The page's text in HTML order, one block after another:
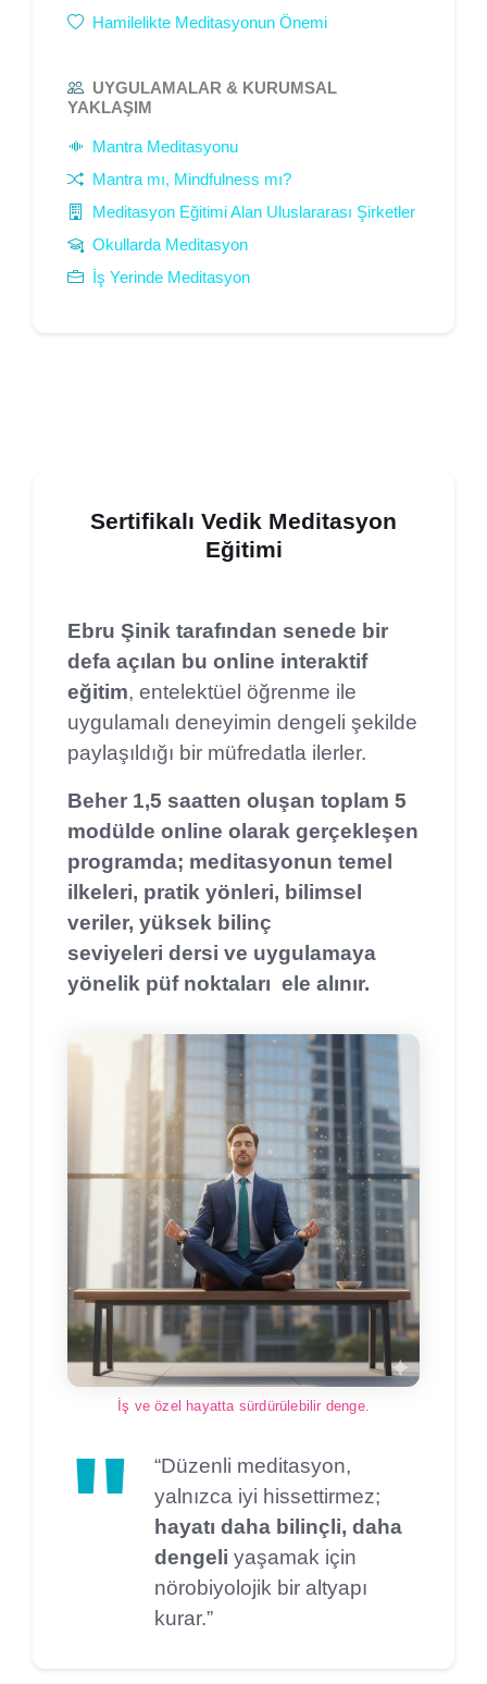
Hamilelikte Meditasyonun Önemi
UYGULAMALAR & KURUMSAL
YAKLAŞIM
Mantra Meditasyonu
Mantra mı, Mindfulness mı?
Meditasyon Eğitimi Alan Uluslararası Şirketler
Okullarda Meditasyon
İş Yerinde Meditasyon
Sertifikalı Vedik Meditasyon
Eğitimi
Ebru Şinik tarafından senede bir
defa açılan bu online interaktif
eğitim, entelektüel öğrenme ile
uygulamalı deneyimin dengeli şekilde
paylaşıldığı bir müfredatla ilerler.
Beher 1,5 saatten oluşan toplam 5
modülde online olarak gerçekleşen
programda; meditasyonun temel
ilkeleri, pratik yönleri, bilimsel
veriler, yüksek bilinç
seviyeleri dersi ve uygulamaya
yönelik püf noktaları ele alınır.
İş ve özel hayatta sürdürülebilir denge.
“Düzenli meditasyon,
yalnızca iyi hissettirmez;
hayatı daha bilinçli, daha
dengeli yaşamak için
nörobiyolojik bir altyapı
kurar.”